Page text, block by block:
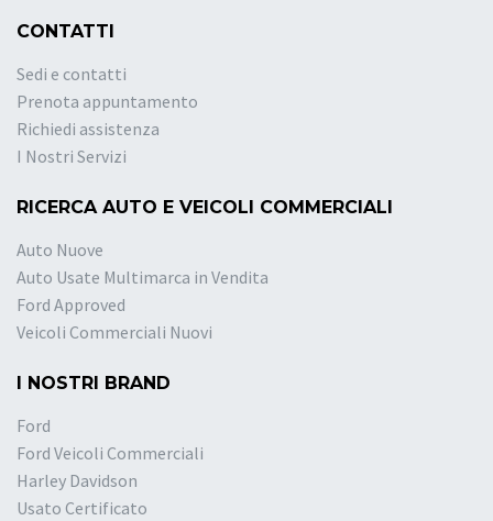
CONTATTI
Sedi e contatti
Prenota appuntamento
Richiedi assistenza
I Nostri Servizi
RICERCA AUTO E VEICOLI COMMERCIALI
Auto Nuove
Auto Usate Multimarca in Vendita
Ford Approved
Veicoli Commerciali Nuovi
I NOSTRI BRAND
Ford
Ford Veicoli Commerciali
Harley Davidson
Usato Certificato